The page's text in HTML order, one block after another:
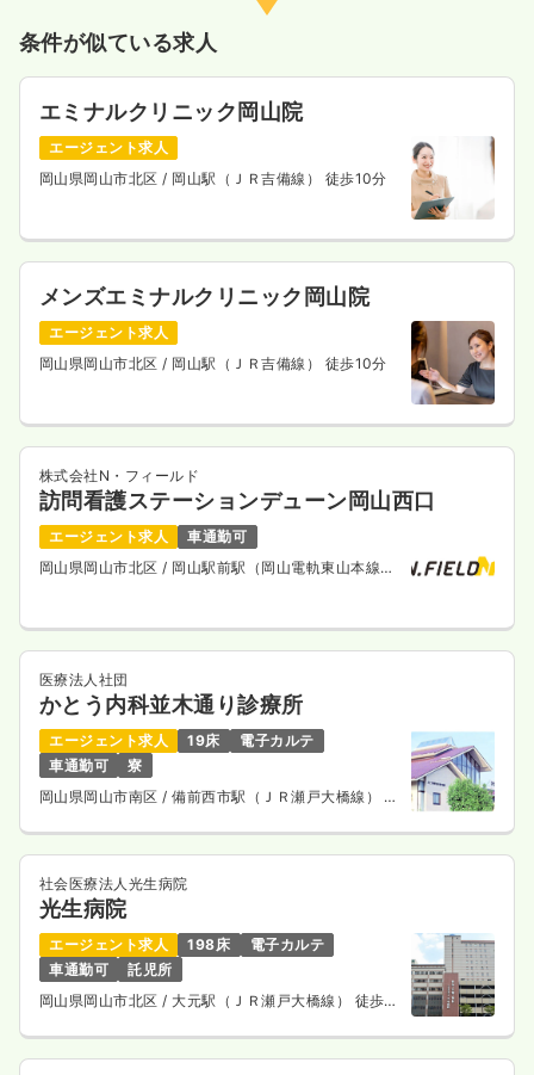
条件が似ている求人
エミナルクリニック岡山院
エージェント求人
岡山県岡山市北区/ 岡山駅（ＪＲ吉備線） 徒歩10分
メンズエミナルクリニック岡山院
エージェント求人
岡山県岡山市北区/ 岡山駅（ＪＲ吉備線） 徒歩10分
株式会社N・フィールド
訪問看護ステーションデューン岡山西口
エージェント求人
車通勤可
岡山県岡山市北区/ 岡山駅前駅（岡山電軌東山本線）
医療法人社団
かとう内科並木通り診療所
エージェント求人 19床
電子カルテ
車通勤可
寮
岡山県岡山市南区 / 備前西市駅（ＪＲ瀬戸大橋線） 車
社会医療法人光生病院
光生病院
エージェント求人 198床
電子カルテ
車通勤可
託児所
岡山県岡山市北区 / 大元駅（ＪＲ瀬戸大橋線） 徒歩